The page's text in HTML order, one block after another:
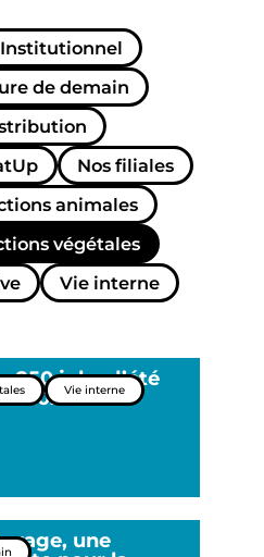
Institutionnel
de demain
Nos filiales
animales
végétales
Vie interne
Vie interne
250 jobs d’été
2026
une